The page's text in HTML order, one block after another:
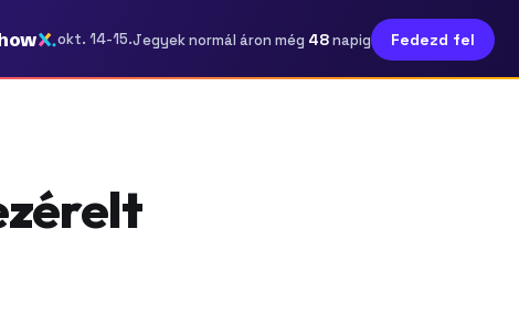
okt. 14-15.Jegyek normál áron még 48napig Fedezd fel